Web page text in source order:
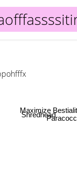
Maximize
Shredhead